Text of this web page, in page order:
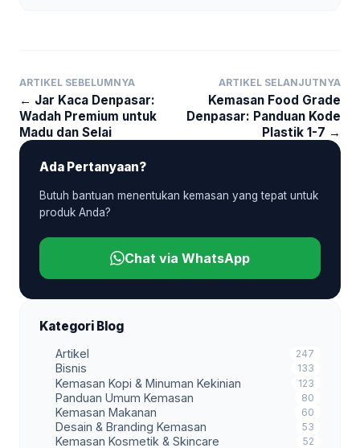
ARTIKEL SEBELUMNYA
← Jar Kaca Denpasar:
Wadah Premium untuk
Madu dan Selai
ARTIKEL SELANJUTNYA
Kemasan Food Grade
Denpasar: Panduan Kode
Plastik 1-7 →
Ada Pertanyaan?
Butuh bantuan menentukan kemasan yang tepat untuk
produk Anda?
Chat via WhatsApp
Kategori Blog
Artikel 247
Bisnis 133
Kemasan Kopi & Minuman Kekinian 123
Panduan Umum Kemasan 80
Kemasan Makanan 60
Desain & Branding Kemasan 53
Kemasan Kosmetik & Skincare 52